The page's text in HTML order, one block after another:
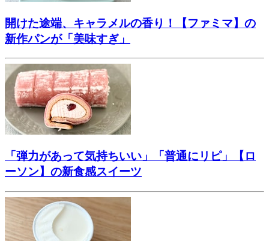
開けた途端、キャラメルの香り！【ファミマ】の
新作パンが「美味すぎ」
「弾力があって気持ちいい」「普通にリピ」【ロ
ーソン】の新食感スイーツ